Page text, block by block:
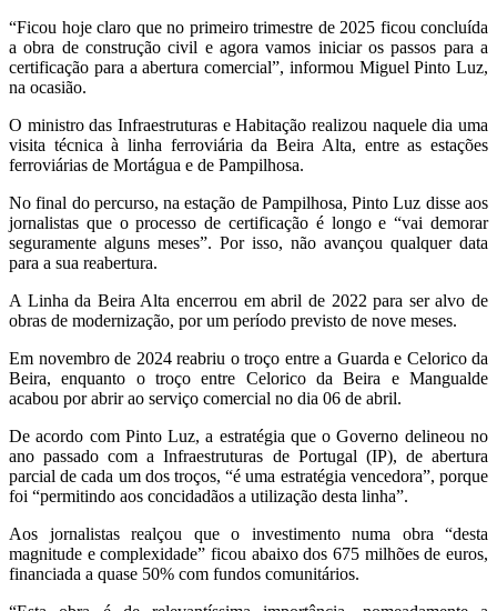
“Ficou hoje claro que no primeiro trimestre de 2025 ficou concluída
a obra de construção civil e agora vamos iniciar os passos para a
certificação para a abertura comercial”, informou Miguel Pinto Luz,
na ocasião.
O ministro das Infraestruturas e Habitação realizou naquele dia uma
visita técnica à linha ferroviária da Beira Alta, entre as estações
ferroviárias de Mortágua e de Pampilhosa.
No final do percurso, na estação de Pampilhosa, Pinto Luz disse aos
jornalistas que o processo de certificação é longo e “vai demorar
seguramente alguns meses”. Por isso, não avançou qualquer data
para a sua reabertura.
A Linha da Beira Alta encerrou em abril de 2022 para ser alvo de
obras de modernização, por um período previsto de nove meses.
Em novembro de 2024 reabriu o troço entre a Guarda e Celorico da
Beira, enquanto o troço entre Celorico da Beira e Mangualde
acabou por abrir ao serviço comercial no dia 06 de abril.
De acordo com Pinto Luz, a estratégia que o Governo delineou no
ano passado com a Infraestruturas de Portugal (IP), de abertura
parcial de cada um dos troços, “é uma estratégia vencedora”, porque
foi “permitindo aos concidadãos a utilização desta linha”.
Aos jornalistas realçou que o investimento numa obra “desta
magnitude e complexidade” ficou abaixo dos 675 milhões de euros,
financiada a quase 50% com fundos comunitários.